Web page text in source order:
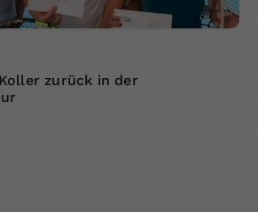
zurück in der